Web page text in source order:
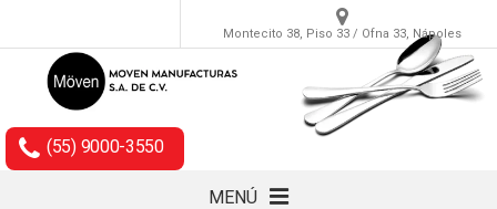
Montecito 38, Piso 33 / Ofna 33, Nápoles
(55) 9000-3550
MENÚ